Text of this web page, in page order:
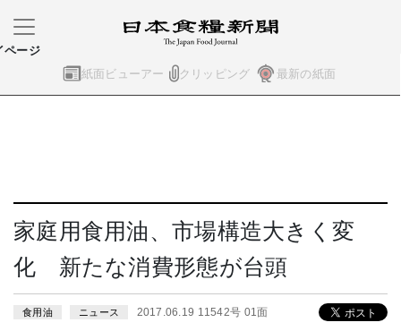
紙面ビューアー クリッピング 最新の紙面
ページ
家庭用食用油、市場構造大きく変
化 新たな消費形態が台頭
食用油 ニュース 2017.06.19 11542号 01面